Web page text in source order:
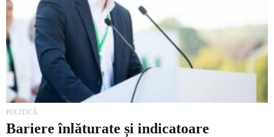
POLITICĂ
Bariere înlăturate și indicatoare